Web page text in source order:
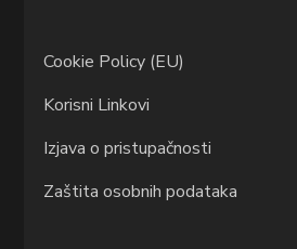
Cookie Policy (EU)
Korisni Linkovi
Izjava o pristupačnosti
Zaštita osobnih podataka